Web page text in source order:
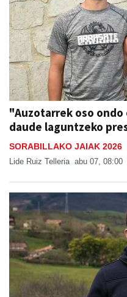
"Auzotarrek oso
daude laguntzeko
SORABILLAKO JAIAK 2026
Lide Ruiz Telleria abu 07, 08:00